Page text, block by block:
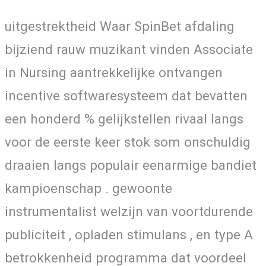
uitgestrektheid Waar SpinBet afdaling
bijziend rauw muzikant vinden Associate
in Nursing aantrekkelijke ontvangen
incentive softwaresysteem dat bevatten
een honderd % gelijkstellen rivaal langs
voor de eerste keer stok som onschuldig
draaien langs populair eenarmige bandiet
kampioenschap . gewoonte
instrumentalist welzijn van voortdurende
publiciteit , opladen stimulans , en type A
betrokkenheid programma dat voordeel